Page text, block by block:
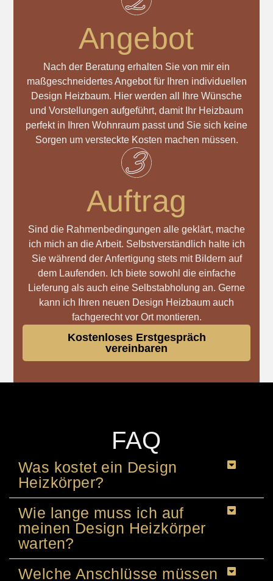
Angebot
Nach der Beratung erhalten Sie von mir ein
maßgeschneidertes Angebot für Ihren individuellen
Design Heizbaum. Hier werden all Ihre Wünsche
und Vorstellungen aufgeführt, damit Ihr Heizbaum
perfekt in Ihren Wohnraum passt und Sie sich keine
Sorgen um versteckte Kosten machen müssen.
Auftrag
Sind die Rahmenbedingungen alle geklärt, mache
ich mich an die Arbeit. Selbstverständlich halte ich
Sie während der Anfertigung stets mit Bildern auf
dem Laufenden. Ich biete sowohl die einfache
Lieferung als auch eine Selbstabholung an. Gerne
kann ich Ihren neuen Design Heizbaum auch
fachgerecht vor Ort montieren.
Kostenloses Erstgespräch
vereinbaren
FAQ
Was kostet ein Design
Heizkörper?
Wie lange muss ich auf
meinen Design Heizkörper
warten?
Welche Anschlüsse müssen